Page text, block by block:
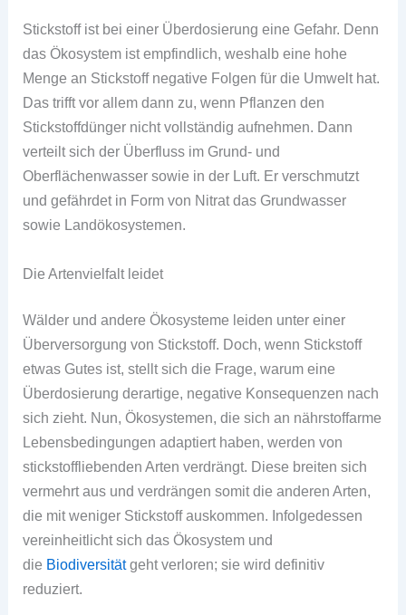
Stickstoff ist bei einer Überdosierung eine Gefahr. Denn
das Ökosystem ist empfindlich, weshalb eine hohe
Menge an Stickstoff negative Folgen für die Umwelt hat.
Das trifft vor allem dann zu, wenn Pflanzen den
Stickstoffdünger nicht vollständig aufnehmen. Dann
verteilt sich der Überfluss im Grund- und
Oberflächenwasser sowie in der Luft. Er verschmutzt
und gefährdet in Form von Nitrat das Grundwasser
sowie Landökosystemen.
Die Artenvielfalt leidet
Wälder und andere Ökosysteme leiden unter einer
Überversorgung von Stickstoff. Doch, wenn Stickstoff
etwas Gutes ist, stellt sich die Frage, warum eine
Überdosierung derartige, negative Konsequenzen nach
sich zieht. Nun, Ökosystemen, die sich an nährstoffarme
Lebensbedingungen adaptiert haben, werden von
stickstoffliebenden Arten verdrängt. Diese breiten sich
vermehrt aus und verdrängen somit die anderen Arten,
die mit weniger Stickstoff auskommen. Infolgedessen
vereinheitlicht sich das Ökosystem und
die Biodiversitätgeht verloren; sie wird definitiv
reduziert.